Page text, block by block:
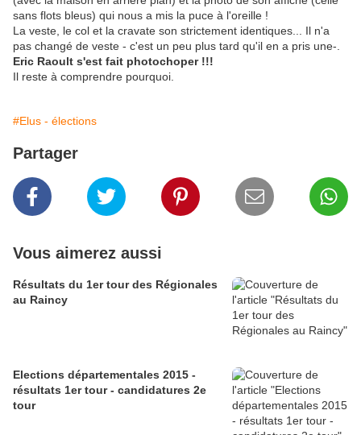
sans flots bleus) qui nous a mis la puce à l'oreille !
La veste, le col et la cravate son strictement identiques... Il n'a
pas changé de veste - c'est un peu plus tard qu'il en a pris une-.
Eric Raoult s'est fait photochoper !!!
Il reste à comprendre pourquoi.
#Elus - élections
Partager
Vous aimerez aussi
Résultats du 1er tour des Régionales
au Raincy
Elections départementales 2015 -
résultats 1er tour - candidatures 2e
tour